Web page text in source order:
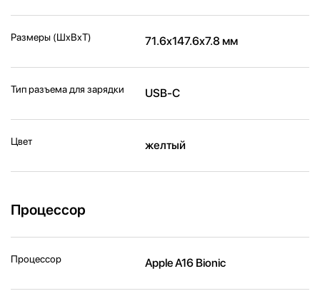
Размеры (ШxВxТ) 71.6x147.6x7.8 мм
Тип разъема для зарядки USB-C
Цвет желтый
Процессор
Процессор Apple A16 Bionic